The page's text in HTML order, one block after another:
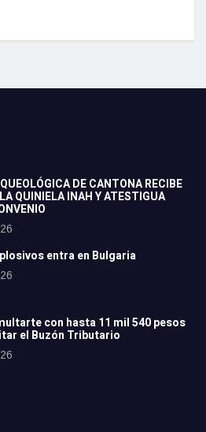
DE CANTONA RECIBE
QUINIELA INAH Y ATESTIGUA
entra en Bulgaria
con hasta 11 mil 540 pesos
el Buzón Tributario